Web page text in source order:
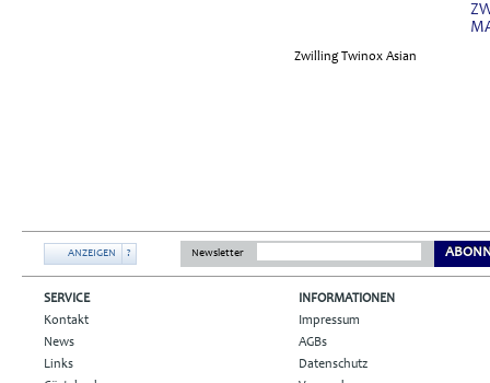
ANZEIGEN ? Newsletter
SERVICE
Kontakt
News
Links
INFORMATIONEN
Impressum
AGBs
Datenschutz